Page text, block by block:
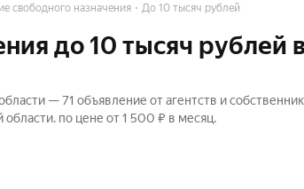
свободного назначения До 10 тысяч рублей
до 10 тысяч рублей
— 71 объявление от агентств и
по цене от 1 500 ₽ в месяц.